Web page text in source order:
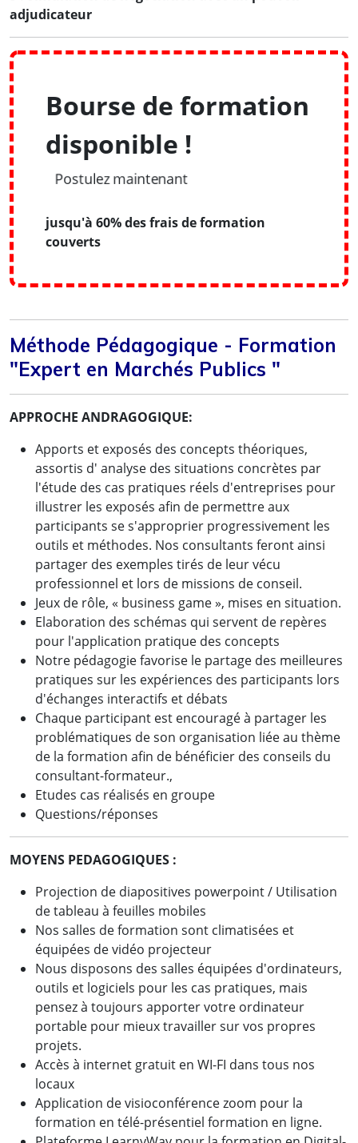
adjudicateur
Bourse de formation
disponible !
Postulez maintenant
jusqu'à 60% des frais de formation
couverts
Méthode Pédagogique - Formation
"Expert en Marchés Publics "
APPROCHE ANDRAGOGIQUE:
Apports et exposés des concepts théoriques,
assortis d' analyse des situations concrètes par
l'étude des cas pratiques réels d'entreprises pour
illustrer les exposés afin de permettre aux
participants se s'approprier progressivement les
outils et méthodes. Nos consultants feront ainsi
partager des exemples tirés de leur vécu
professionnel et lors de missions de conseil.
Jeux de rôle, « business game », mises en situation.
Elaboration des schémas qui servent de repères
pour l'application pratique des concepts
Notre pédagogie favorise le partage des meilleures
pratiques sur les expériences des participants lors
d'échanges interactifs et débats
Chaque participant est encouragé à partager les
problématiques de son organisation liée au thème
de la formation afin de bénéficier des conseils du
consultant-formateur.,
Etudes cas réalisés en groupe
Questions/réponses
MOYENS PEDAGOGIQUES :
Projection de diapositives powerpoint / Utilisation
de tableau à feuilles mobiles
Nos salles de formation sont climatisées et
équipées de vidéo projecteur
Nous disposons des salles équipées d'ordinateurs,
outils et logiciels pour les cas pratiques, mais
pensez à toujours apporter votre ordinateur
portable pour mieux travailler sur vos propres
projets.
Accès à internet gratuit en WI-FI dans tous nos
locaux
Application de visioconférence zoom pour la
formation en télé-présentiel formation en ligne.